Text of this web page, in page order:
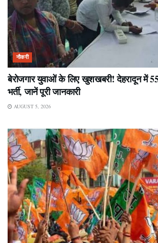
नौकरी
बेरोजगार युवाओं के लिए खुशखबरी! देहरादून में
भर्ती, जानें पूरी जानकारी
AUGUST 5, 2026